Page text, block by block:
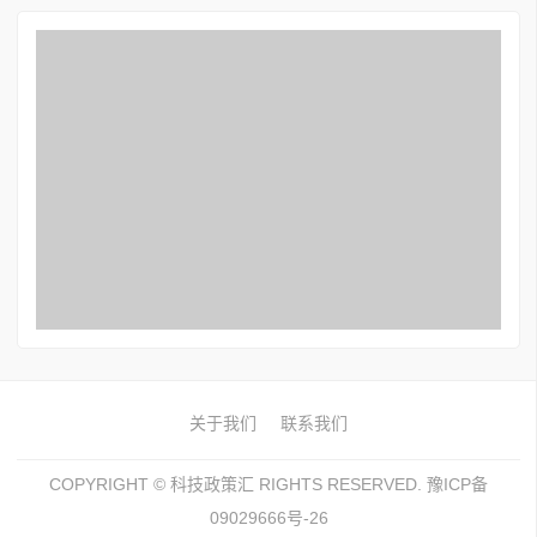
关于我们 联系我们
COPYRIGHT © 科技政策汇 RIGHTS RESERVED. 豫ICP备
09029666号-26